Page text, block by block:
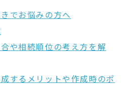
でお悩みの方へ
や相続順位の考え方を解
するメリットや作成時のポ